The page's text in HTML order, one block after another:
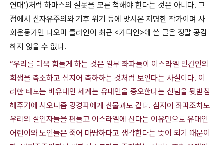
연대’)처럼 하마스의 잘못을 모른 척해야 한다는 것은 아니다. 그
점에서 신자유주의와 기후 위기 등에 맞서온 저명한 작가이며 사
회운동가인 나오미 클라인이 최근 <가디언>에 쓴 글은 정말 공감
하지 않을 수 없다.
“우리를 더욱 힘들게 하는 것은 일부 좌파들이 이스라엘 민간인의
희생을 축소하고 심지어 축하하는 것처럼 보인다는 사실이다. 이
러한 태도는 비유대인 세계는 유대인을 증오한다는 신념을 뒷받침
해주기에 시오니즘 강경파에게 선물과도 같다. 심지어 좌파조차도
우리의 살인자들을 편들고 이스라엘에 산다는 이유만으로 유대인
어린이와 노인들은 죽어 마땅하다고 생각한다는 뜻이 되기 때문이